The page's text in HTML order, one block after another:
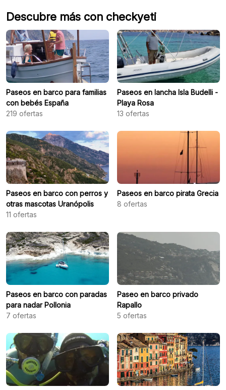
Descubre más con checkyeti
Paseos en barco para familias
con bebés España
219 ofertas
Paseos en lancha Isla Budelli -
Playa Rosa
13 ofertas
Paseos en barco con perros y
otras mascotas Uranópolis
11 ofertas
Paseos en barco pirata Grecia
8 ofertas
Paseos en barco con paradas
para nadar Pollonia
7 ofertas
Paseo en barco privado
Rapallo
5 ofertas